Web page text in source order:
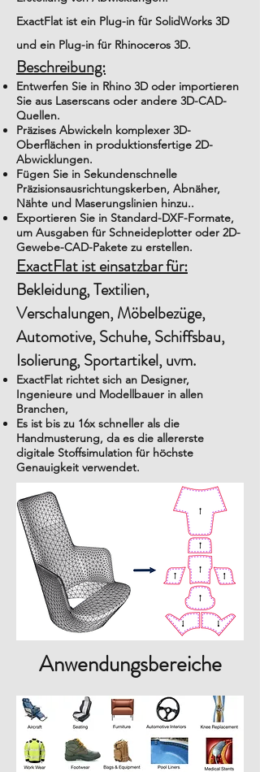
ExactFlat ist ein Plug-in für SolidWorks 3D
und ein Plug-in für Rhinoceros 3D.
Beschreibung:
Entwerfen Sie in Rhino 3D oder importieren
Sie aus Laserscans oder andere 3D-CAD-
Quellen.
Präzises Abwickeln komplexer 3D-
Oberflächen in produktionsfertige 2D-
Abwicklungen.
Fügen Sie in Sekundenschnelle
Präzisionsausrichtungskerben, Abnäher,
Nähte und Maserungslinien hinzu..
Exportieren Sie in Standard-DXF-Formate,
um Ausgaben für Schneideplotter oder 2D-
Gewebe-CAD-Pakete zu erstellen.
ExactFlat ist einsatzbar für:
Bekleidung, Textilien,
Verschalungen, Möbelbezüge,
Automotive, Schuhe, Schiffsbau,
Isolierung, Sportartikel, uvm.
ExactFlat richtet sich an Designer,
Ingenieure und Modellbauer in allen
Branchen,
Es ist bis zu 16x schneller als die
Handmusterung, da es die allererste
digitale Stoffsimulation für höchste
Genauigkeit verwendet.
Anwendungsbereiche